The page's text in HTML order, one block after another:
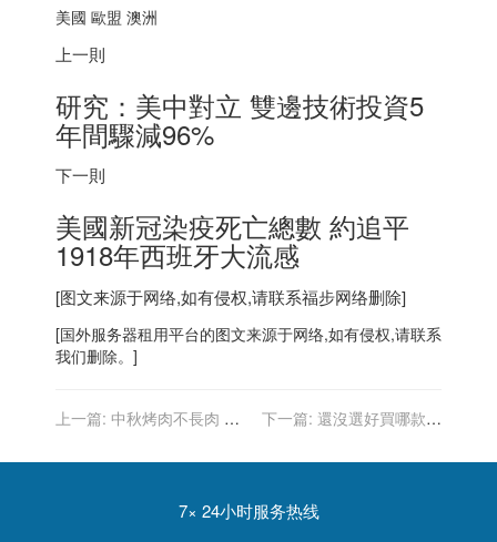
美國 歐盟 澳洲
上一則
研究：美中對立 雙邊技術投資5
年間驟減96%
下一則
美國新冠染疫死亡總數 約追平
1918年西班牙大流感
[图文来源于网络,如有侵权,请联系福步网络删除]
[国外服务器租用平台的图文来源于网络,如有侵权,请联系
我们删除。]
上一篇: 中秋烤肉不長肉 醫
下一篇: 還沒選好買哪款？
iPhone 13
7× 24小时服务热线